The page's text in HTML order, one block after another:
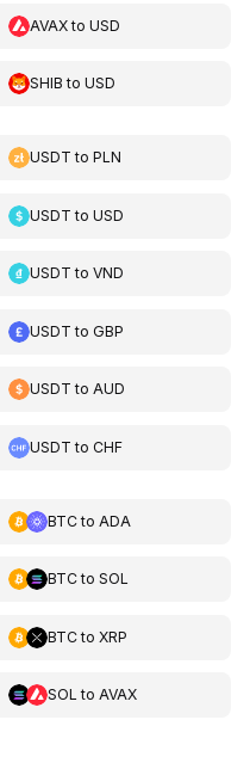
AVAXtoUSD
SHIB toUSD
USDT toPLN
USDT toUSD
USDT toVND
USDT toGBP
USDT toAUD
USDT toCHF
BTCto ADA
BTCto SOL
BTCto XRP
SOL to AVAX